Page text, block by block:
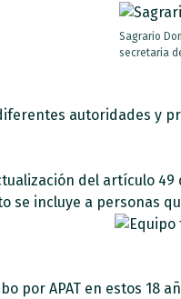
Sagrario
secretaria
autoridades y
del artículo
se incluye a personas
por APAT en estos 18